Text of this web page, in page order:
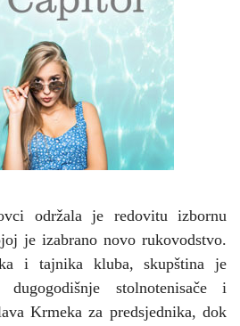
održala je redovitu izbornu
je izabrano novo rukovodstvo.
i tajnika kluba, skupština je
dugogodišnje stolnotenisače i
Krmeka za predsjednika, dok